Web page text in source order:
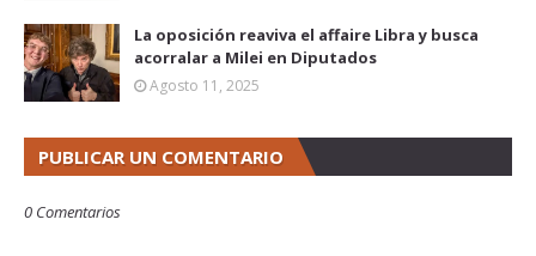
La oposición reaviva el affaire Libra y busca
acorralar a Milei en Diputados
Agosto 11, 2025
PUBLICAR UN COMENTARIO
0 Comentarios